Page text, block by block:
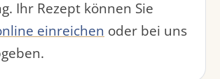
Ihr Rezept können Sie
einreichen oder bei uns